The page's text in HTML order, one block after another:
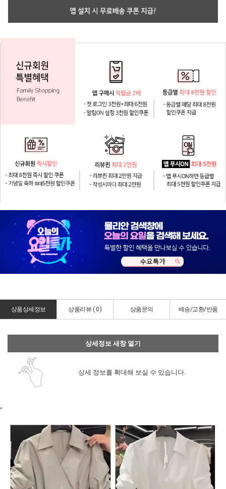
상품상세정보 상품리뷰 ( 0) 상품문의 배송/교환/반품
상세정보 새창 열기
상세 정보를 확대해 보실 수 있습니다.
"